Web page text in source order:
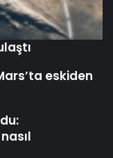
eskiden